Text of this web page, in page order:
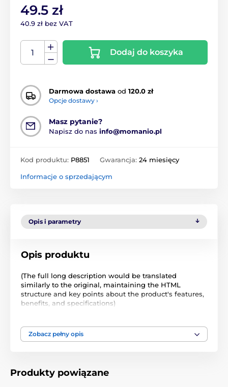
49.5 zł
40.9 zł bez VAT
Dodaj do koszyka
Darmowa dostawa od 120.0 zł
Opcje dostawy ›
Masz pytanie?
Napisz do nas info@momanio.pl
Kod produktu: P8851 Gwarancja: 24 miesięcy
Informacje o sprzedającym
Opis i parametry
Opis produktu
(The full long description would be translated
similarly to the original, maintaining the HTML
structure and key points about the product's features,
benefits, and specifications)
Produkt znajduje się w kategoriach
Szkła hartowane na iPhone XS MAX
Zobacz pełny opis
Produkty powiązane